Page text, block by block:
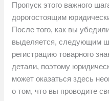
Пропуск этого важного
дорогостоящим
После того, как вы
выделяется, следующим
регистрацию товарного
детали, поэтому
может оказаться здесь
о том, что вы проводите